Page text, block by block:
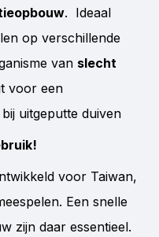
. Ideaal
op verschillende
van slecht
voor een
bij uitgeputte duiven
voor Taiwan,
Een snelle
zijn daar essentieel.